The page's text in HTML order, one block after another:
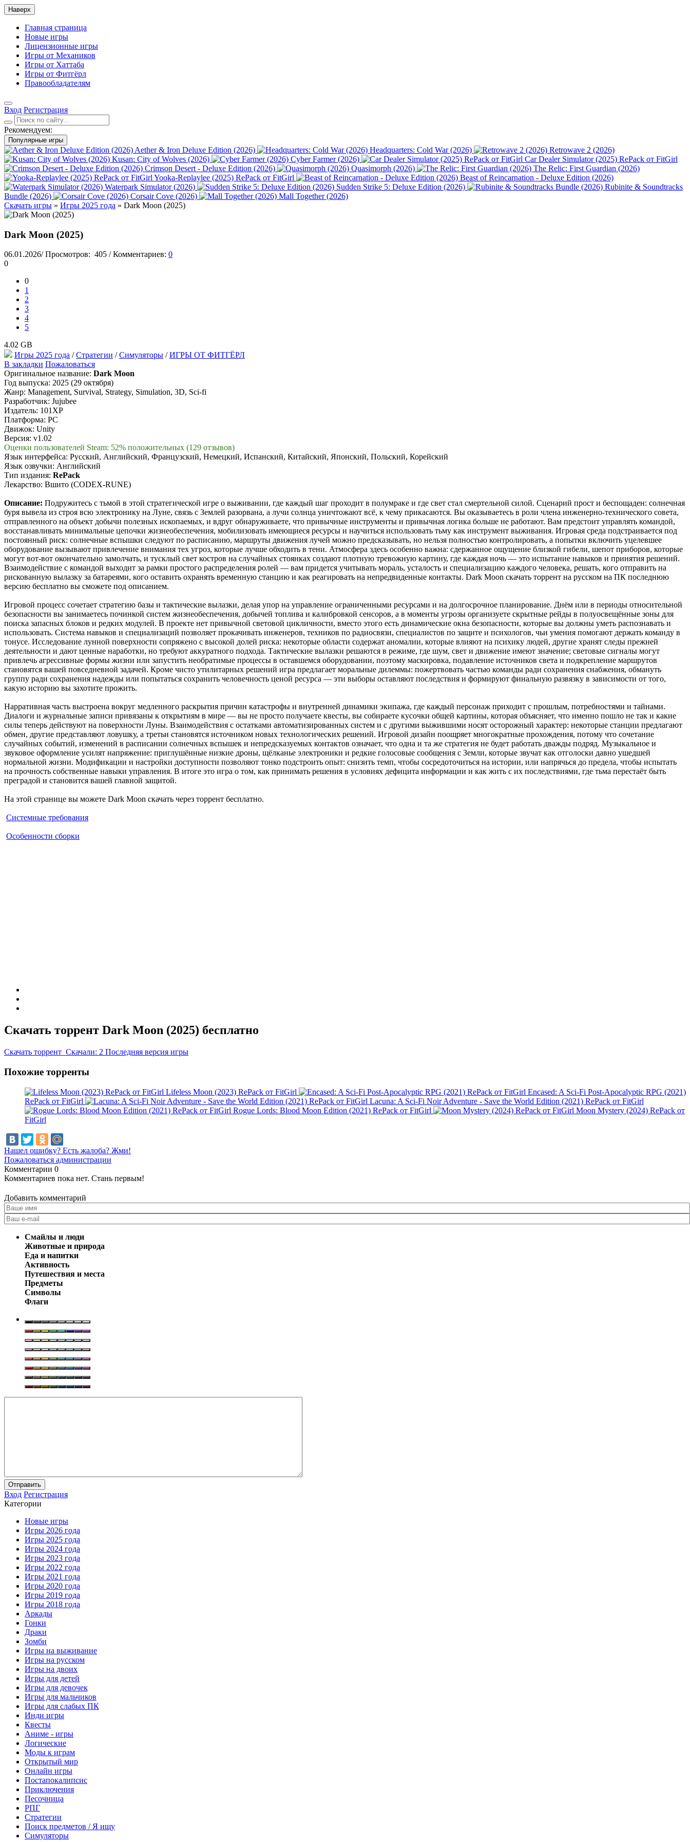
Наверх
Главная страница
Новые игры
Лицензионные игры
Игры от Механиков
Игры от Хаттаба
Игры от Фитгёрл
Правообладателям
Вход Регистрация
Рекомендуем:
Популярные игры
Aether & Iron Deluxe Edition (2026) Headquarters: Cold War (2026)
Retrowave 2 (2026)
Kusan: City of Wolves (2026)
Cyber Farmer (2026)
Car Dealer Simulator (2025) RePack от FitGirl
Crimson Desert - Deluxe Edition (2026)
Quasimorph (2026)
The Relic: First Guardian (2026)
Yooka-Replaylee (2025) RePack от FitGirl
Beast of Reincarnation - Deluxe Edition (2026)
Waterpark Simulator (2026)
Sudden Strike 5: Deluxe Edition (2026)
Rubinite & Soundtracks
Bundle (2026)
Corsair Cove (2026)
Mall Together (2026)
Скачать игры » Игры 2025 года » Dark Moon (2025)
Dark Moon (2025)
06.01.2026/ Просмотров: 405 / Комментариев: 0
0
0
1
2
3
4
5
4.02 GB
Игры 2025 года /Стратегии /Симуляторы /ИГРЫ ОТ ФИТГЁРЛ
В закладки Пожаловаться
Оригинальное название: Dark Moon
Год выпуска: 2025 (29 октября)
Жанр: Management, Survival, Strategy, Simulation, 3D, Sci-fi
Разработчик: Jujubee
Издатель: 101XP
Платформа: PC
Движок: Unity
Версия: v1.02
Оценки пользователей Steam: 52% положительных (129 отзывов)
Язык интерфейса: Русский, Английский, Французский, Немецкий, Испанский, Китайский, Японский, Польский, Корейский
Язык озвучки: Английский
Тип издания: RePack
Лекарство: Вшито (CODEX-RUNE)
Описание: Подружитесь с тьмой в этой стратегической игре о выживании, где каждый шаг проходит в полумраке и где свет стал смертельной силой. Сценарий прост и беспощаден: солнечная
буря вывела из строя всю электронику на Луне, связь с Землей разорвана, а лучи солнца уничтожают всё, к чему прикасаются. Вы оказываетесь в роли члена инженерно-технического совета,
отправленного на объект добычи полезных ископаемых, и вдруг обнаруживаете, что привычные инструменты и привычная логика больше не работают. Вам предстоит управлять командой,
восстанавливать минимальные цепочки жизнеобеспечения, мобилизовать имеющиеся ресурсы и научиться использовать тьму как инструмент выживания. Игровая среда подстраивается под
постоянный риск: солнечные вспышки следуют по расписанию, маршруты движения лучей можно предсказывать, но нельзя полностью контролировать, а попытки включить уцелевшее
оборудование вызывают привлечение внимания тех угроз, которые лучше обходить в тени. Атмосфера здесь особенно важна: сдержанное ощущение близкой гибели, шепот приборов, которые
могут вот-вот окончательно замолчать, и тусклый свет костров на случайных стоянках создают плотную тревожную картину, где каждая ночь — это испытание навыков и принятия решений.
Взаимодействие с командой выходит за рамки простого распределения ролей — вам придется учитывать мораль, усталость и специализацию каждого человека, решать, кого отправить на
рискованную вылазку за батареями, кого оставить охранять временную станцию и как реагировать на непредвиденные контакты. Dark Moon скачать торрент на русском на ПК последнюю
версию бесплатно вы сможете под описанием.
Игровой процесс сочетает стратегию базы и тактические вылазки, делая упор на управление ограниченными ресурсами и на долгосрочное планирование. Днём или в периоды относительной
безопасности вы занимаетесь починкой систем жизнеобеспечения, добычей топлива и калибровкой сенсоров, а в моменты угрозы организуете скрытные рейды в полуосвещённые зоны для
поиска запасных блоков и редких модулей. В проекте нет привычной световой цикличности, вместо этого есть динамические окна безопасности, которые вы должны уметь распознавать и
использовать. Система навыков и специализаций позволяет прокачивать инженеров, техников по радиосвязи, специалистов по защите и психологов, чьи умения помогают держать команду в
тонусе. Исследование лунной поверхности сопряжено с высокой долей риска: некоторые области содержат аномалии, которые влияют на психику людей, другие хранят следы прежней
деятельности и дают ценные наработки, но требуют аккуратного подхода. Тактические вылазки решаются в режиме, где шум, свет и движение имеют значение; световые сигналы могут
привлечь агрессивные формы жизни или запустить необратимые процессы в оставшемся оборудовании, поэтому маскировка, подавление источников света и подкрепление маршрутов
становятся вашей повседневной задачей. Кроме чисто утилитарных решений игра предлагает моральные дилеммы: пожертвовать частью команды ради сохранения снабжения, обмануть
группу ради сохранения надежды или попытаться сохранить человечность ценой ресурса — эти выборы оставляют последствия и формируют финальную развязку в зависимости от того,
какую историю вы захотите прожить.
Нарративная часть выстроена вокруг медленного раскрытия причин катастрофы и внутренней динамики экипажа, где каждый персонаж приходит с прошлым, потребностями и тайнами.
Диалоги и журнальные записи привязаны к открытиям в мире — вы не просто получаете квесты, вы собираете кусочки общей картины, которая объясняет, что именно пошло не так и какие
силы теперь действуют на поверхности Луны. Взаимодействия с остатками автоматизированных систем и с другими выжившими носят осторожный характер: некоторые станции предлагают
обмен, другие представляют ловушку, а третьи становятся источником новых технологических решений. Игровой дизайн поощряет многократные прохождения, потому что сочетание
случайных событий, изменений в расписании солнечных вспышек и непредсказуемых контактов означает, что одна и та же стратегия не будет работать дважды подряд. Музыкальное и
звуковое оформление усилят напряжение: приглушённые низкие дроны, щёлканье электроники и редкие голосовые сообщения с Земли, которые звучат как отголоски давно ушедшей
нормальной жизни. Модификации и настройки доступности позволяют тонко подстроить опыт: снизить темп, чтобы сосредоточиться на истории, или напрячься до предела, чтобы испытать
на прочность собственные навыки управления. В итоге это игра о том, как принимать решения в условиях дефицита информации и как жить с их последствиями, где тьма перестаёт быть
преградой и становится вашей главной защитой.
На этой странице вы можете Dark Moon скачать через торрент бесплатно.
Системные требования
Особенности сборки
Скачать торрент Dark Moon (2025) бесплатно
Скачать торрент Скачали: 2 Последняя версия игры
Похожие торренты
Lifeless Moon (2023) RePack от FitGirl
Encased: A Sci-Fi Post-Apocalyptic RPG (2021)
RePack от FitGirl
Lacuna: A Sci-Fi Noir Adventure - Save the World Edition (2021) RePack от FitGirl
Rogue Lords: Blood Moon Edition (2021) RePack от FitGirl
Moon Mystery (2024) RePack от
FitGirl
Нашел ошибку? Есть жалоба? Жми!
Пожаловаться администрации
Комментарии 0
Комментариев пока нет. Стань первым!
Добавить комментарий
Смайлы и люди
Животные и природа
Еда и напитки
Активность
Путешествия и места
Предметы
Символы
Флаги
Отправить
Вход Регистрация
Категории
Новые игры
Игры 2026 года
Игры 2025 года
Игры 2024 года
Игры 2023 года
Игры 2022 года
Игры 2021 года
Игры 2020 года
Игры 2019 года
Игры 2018 года
Аркады
Гонки
Драки
Зомби
Игры на выживание
Игры на русском
Игры на двоих
Игры для детей
Игры для девочек
Игры для мальчиков
Игры для слабых ПК
Инди игры
Квесты
Аниме - игры
Логические
Моды к играм
Открытый мир
Онлайн игры
Постапокалипсис
Приключения
Песочница
РПГ
Стратегии
Поиск предметов / Я ищу
Симуляторы